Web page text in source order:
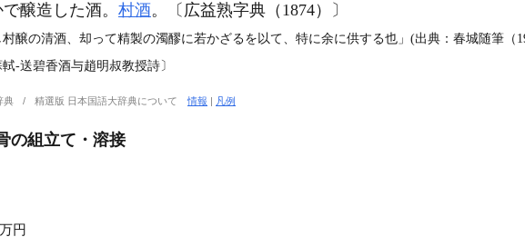
醸造した酒。 村酒。〔広益熟字典（1874）〕
醸の清酒、却って精製の濁醪に若かざるを以て、特に余に供する也」(出典：春城随筆（
‐送碧香酒与趙明叔教授詩〕
典 精選版 日本国語大辞典について情報 | 凡例
の組立て・溶接
円